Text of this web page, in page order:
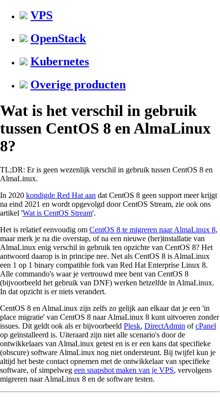
VPS
OpenStack
Kubernetes
Overige producten
Wat is het verschil in gebruik
tussen CentOS 8 en AlmaLinux
8?
TL;DR: Er is geen wezenlijk verschil in gebruik tussen CentOS 8 en
AlmaLinux.
In 2020 kondigde Red Hat aan dat CentOS 8 geen support meer krijgt
na eind 2021 en wordt opgevolgd door CentOS Stream, zie ook ons
artikel 'Wat is CentOS Stream'.
Het is relatief eenvoudig om CentOS 8 te migreren naar AlmaLinux 8,
maar merk je na die overstap, of na een nieuwe (her)installatie van
AlmaLinux enig verschil in gebruik ten opzichte van CentOS 8? Het
antwoord daarop is in principe nee. Net als CentOS 8 is AlmaLinux
een 1 op 1 binary compatible fork van Red Hat Enterprise Linux 8.
Alle commando's waar je vertrouwd mee bent van CentOS 8
(bijvoorbeeld het gebruik van DNF) werken hetzelfde in AlmaLinux.
In dat opzicht is er niets verandert.
CentOS 8 en AlmaLinux zijn zelfs zo gelijk aan elkaar dat je een 'in
place migratie' van CentOS 8 naar AlmaLinux 8 kunt uitvoeren zonder
issues. Dit geldt ook als er bijvoorbeeld Plesk, DirectAdmin ofcPanel
op geïnstalleerd is. Uiteraard zijn niet alle scenario's door de
ontwikkelaars van AlmaLinux getest en is er een kans dat specifieke
(obscure) software AlmaLinux nog niet ondersteunt. Bij twijfel kun je
altijd het beste contact opnemen met de ontwikkelaar van specifieke
software, of simpelweg een snapshot maken van je VPS, vervolgens
migreren naar AlmaLinux 8 en de software testen.